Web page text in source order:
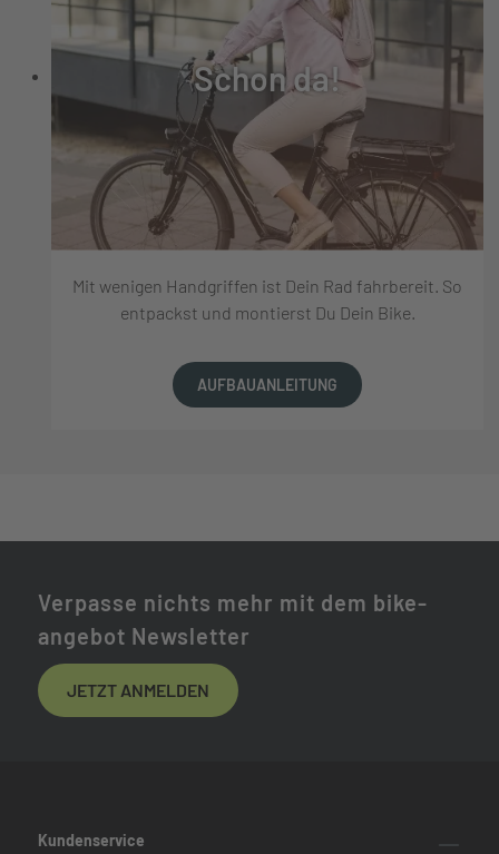
Schon da!
Mit wenigen Handgriffen ist Dein Rad fahrbereit. So
entpackst und montierst Du Dein Bike.
AUFBAUANLEITUNG
Verpasse nichts mehr mit dem bike-
angebot Newsletter
JETZT ANMELDEN
Kundenservice